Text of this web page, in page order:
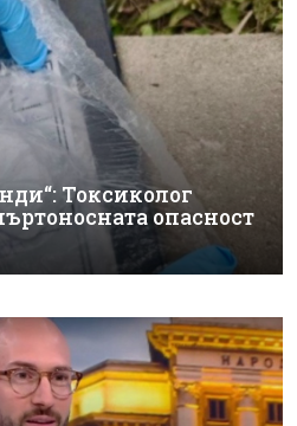
Токсиколог
опасност